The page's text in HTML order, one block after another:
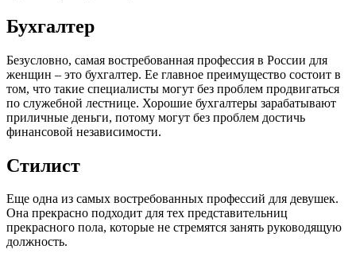
Бухгалтер
Безусловно, самая востребованная профессия в России для
женщин – это бухгалтер. Ее главное преимущество состоит в
том, что такие специалисты могут без проблем продвигаться
по служебной лестнице. Хорошие бухгалтеры зарабатывают
приличные деньги, потому могут без проблем достичь
финансовой независимости.
Стилист
Еще одна из самых востребованных профессий для девушек.
Она прекрасно подходит для тех представительниц
прекрасного пола, которые не стремятся занять руководящую
должность.